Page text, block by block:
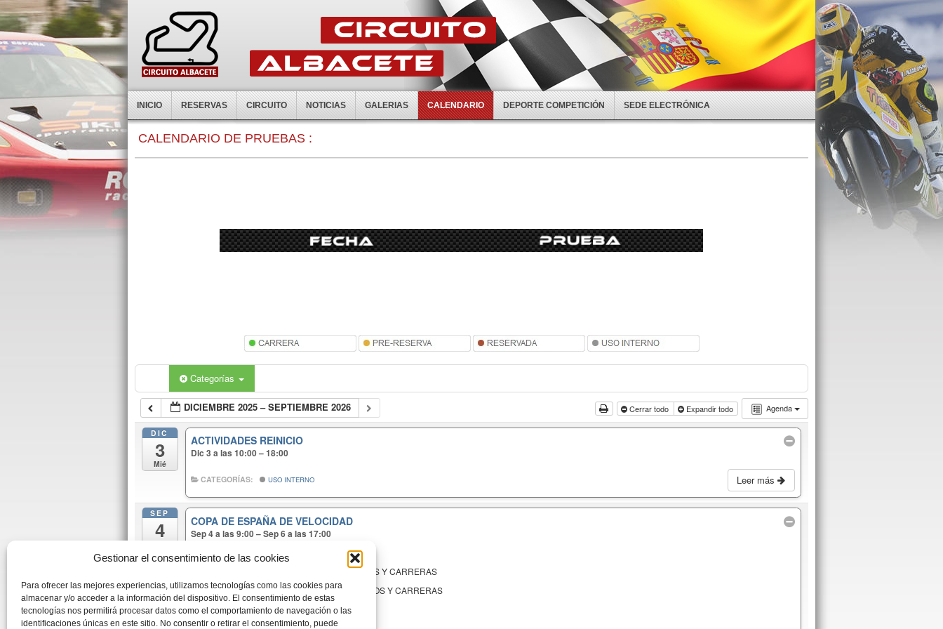
Gestionar el consentimiento de las cookies
Para ofrecer las mejores experiencias, utilizamos tecnologías como las cookies para
almacenar y/o acceder a la información del dispositivo. El consentimiento de estas
tecnologías nos permitirá procesar datos como el comportamiento de navegación o las
identificaciones únicas en este sitio. No consentir o retirar el consentimiento, puede
INICIO RESERVAS CIRCUITO NOTICIAS GALERIAS CALENDARIO DEPORTE COMPETICIÓN SEDE ELECTRÓNICA
CALENDARIO DE PRUEBAS :
Categorías
Agenda
DICIEMBRE 2025 – SEPTIEMBRE 2026 Cerrar todo Expandir todo
DIC
3
Mié
ACTIVIDADES REINICIO
Dic 3 a las 10:00 – 18:00
Leer más
CATEGORÍAS: USO INTERNO
SEP
4 COPA DE ESPAÑA DE VELOCIDAD
Sep 4 a las 9:00 – Sep 6 a las 17:00
4 SEPTIEMBRE, VIERNES – TANDAS LIBRES
5 SEPTIEMBRE, SABADO – CRONOMETRADOS Y CARRERAS
6 SEPTIEMBRE, DOMINGO – CRONOMETRADOS Y CARRERAS
Horario oficial en pdf, versión 15 julio 2026, V1